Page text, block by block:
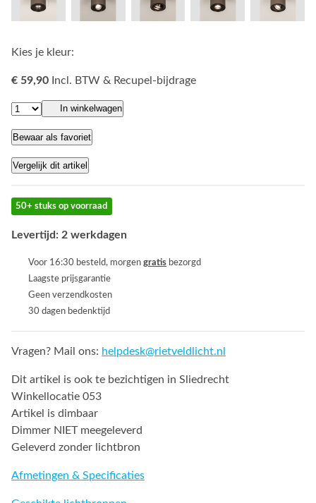
Kies je kleur:
€ 59,90 Incl. BTW & Recupel-bijdrage
In winkelwagen
Bewaar als favoriet
Vergelijk dit artikel
50+ stuks op voorraad
Levertijd: 2 werkdagen
Voor 16:30 besteld, morgen gratis bezorgd
Laagste prijsgarantie
Geen verzendkosten
30 dagen bedenktijd
Vragen? Mail ons: helpdesk@rietveldlicht.nl
Dit artikel is ook te bezichtigen in Sliedrecht
Winkellocatie 053
Artikel is dimbaar
Dimmer NIET meegeleverd
Geleverd zonder lichtbron
Afmetingen & Specificaties